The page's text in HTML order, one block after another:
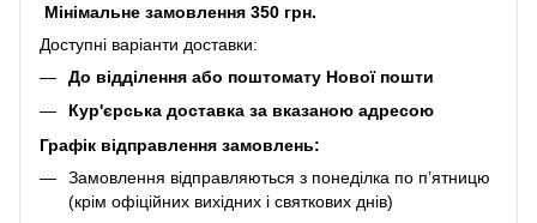
Мінімальне замовлення 350 грн.
Доступні варіанти доставки:
До відділення або поштомату Нової пошти
Кур'єрська доставка за вказаною адресою
Графік відправлення замовлень:
Замовлення відправляються з понеділка по п’ятницю
(крім офіційних вихідних і святкових днів)